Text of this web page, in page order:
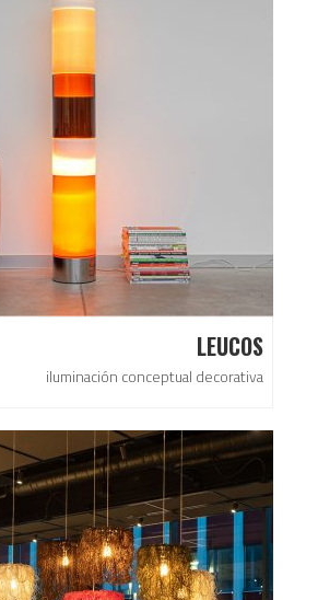
LEUCOS
iluminación conceptual decorativa